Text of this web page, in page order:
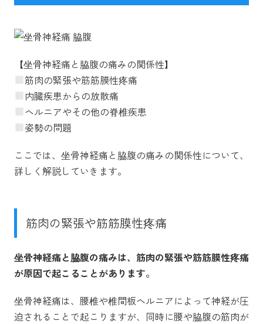
【坐骨神経痛と脇腹の痛みの関係性】
筋肉の緊張や筋筋膜性疼痛
内臓疾患からの放散痛
ヘルニアやその他の脊椎疾患
姿勢の問題
ここでは、坐骨神経痛と脇腹の痛みの関係性について、
詳しく解説していきます。
筋肉の緊張や筋筋膜性疼痛
坐骨神経痛と脇腹の痛みは、筋肉の緊張や筋筋膜性疼痛
が原因で起こることがあります。
坐骨神経痛は、腰椎や椎間板ヘルニアによって神経が圧
迫されることで起こりますが、同時に腰や脇腹の筋肉が